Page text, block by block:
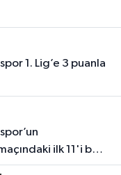
ilk 11'i belli